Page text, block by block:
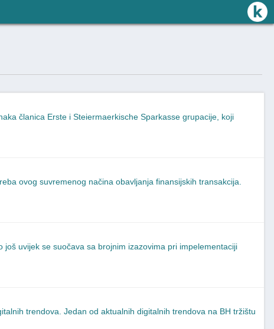
članica Erste i Steiermaerkische Sparkasse grupacije, koji
ovog suvremenog načina obavljanja finansijskih transakcija.
uvijek se suočava sa brojnim izazovima pri impelementaciji
trendova. Jedan od aktualnih digitalnih trendova na BH tržištu